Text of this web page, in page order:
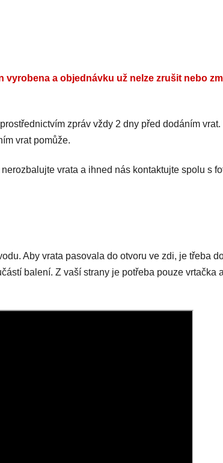
vyrobena a objednávku už nelze zrušit nebo
zpráv vždy 2 dny před dodáním vrat.
vrat pomůže.
vrata a ihned nás kontaktujte spolu s
Aby vrata pasovala do otvoru ve zdi, je třeba
balení. Z vaší strany je potřeba pouze vrtačka